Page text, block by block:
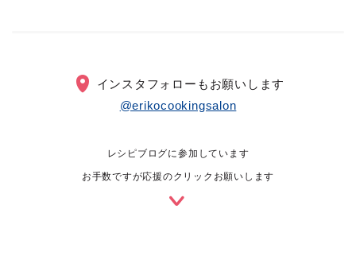
インスタフォローもお願いします
@erikocookingsalon
レシピブログに参加しています
お手数ですが応援のクリックお願いします